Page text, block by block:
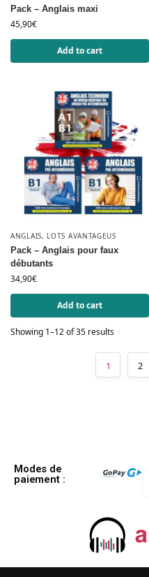
Pack – Anglais maxi
45,90€
Add to cart
ANGLAIS, LOTS AVANTAGEUS
Pack – Anglais pour faux
débutants
34,90€
Add to cart
Showing 1–12 of 35 results
1 2
Modes de
paiement :